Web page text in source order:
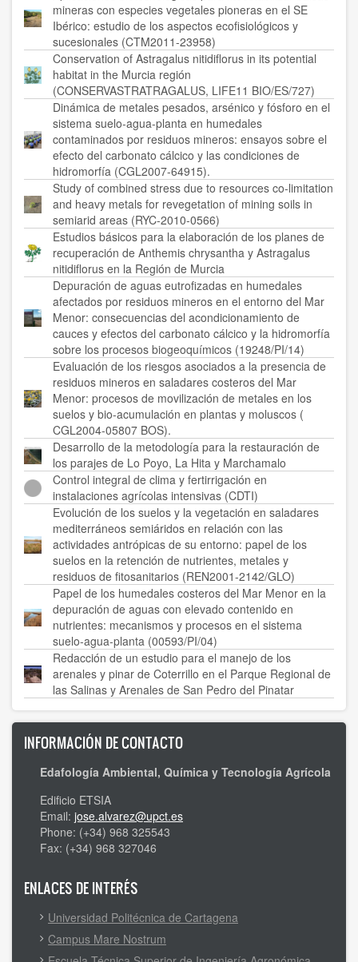
mineras con especies vegetales pioneras en el SE
Ibérico: estudio de los aspectos ecofisiológicos y
sucesionales (CTM2011-23958)
Conservation of Astragalus nitidiflorus in its potential
habitat in the Murcia región
(CONSERVASTRATRAGALUS, LIFE11 BIO/ES/727)
Dinámica de metales pesados, arsénico y fósforo en el
sistema suelo-agua-planta en humedales
contaminados por residuos mineros: ensayos sobre el
efecto del carbonato cálcico y las condiciones de
hidromorfía (CGL2007-64915).
Study of combined stress due to resources co-limitation
and heavy metals for revegetation of mining soils in
semiarid areas (RYC-2010-0566)
Estudios básicos para la elaboración de los planes de
recuperación de Anthemis chrysantha y Astragalus
nitidiflorus en la Región de Murcia
Depuración de aguas eutrofizadas en humedales
afectados por residuos mineros en el entorno del Mar
Menor: consecuencias del acondicionamiento de
cauces y efectos del carbonato cálcico y la hidromorfía
sobre los procesos biogeoquímicos (19248/PI/14)
Evaluación de los riesgos asociados a la presencia de
residuos mineros en saladares costeros del Mar
Menor: procesos de movilización de metales en los
suelos y bio-acumulación en plantas y moluscos (
CGL2004-05807 BOS).
Desarrollo de la metodología para la restauración de
los parajes de Lo Poyo, La Hita y Marchamalo
Control integral de clima y fertirrigación en
instalaciones agrícolas intensivas (CDTI)
Evolución de los suelos y la vegetación en saladares
mediterráneos semiáridos en relación con las
actividades antrópicas de su entorno: papel de los
suelos en la retención de nutrientes, metales y
residuos de fitosanitarios (REN2001-2142/GLO)
Papel de los humedales costeros del Mar Menor en la
depuración de aguas con elevado contenido en
nutrientes: mecanismos y procesos en el sistema
suelo-agua-planta (00593/PI/04)
Redacción de un estudio para el manejo de los
arenales y pinar de Coterrillo en el Parque Regional de
las Salinas y Arenales de San Pedro del Pinatar
INFORMACIÓN DE CONTACTO
Edafología Ambiental, Química y Tecnología Agrícola
Edificio ETSIA
Email: jose.alvarez@upct.es
Phone: (+34) 968 325543
Fax: (+34) 968 327046
ENLACES DE INTERÉS
Universidad Politécnica de Cartagena
Campus Mare Nostrum